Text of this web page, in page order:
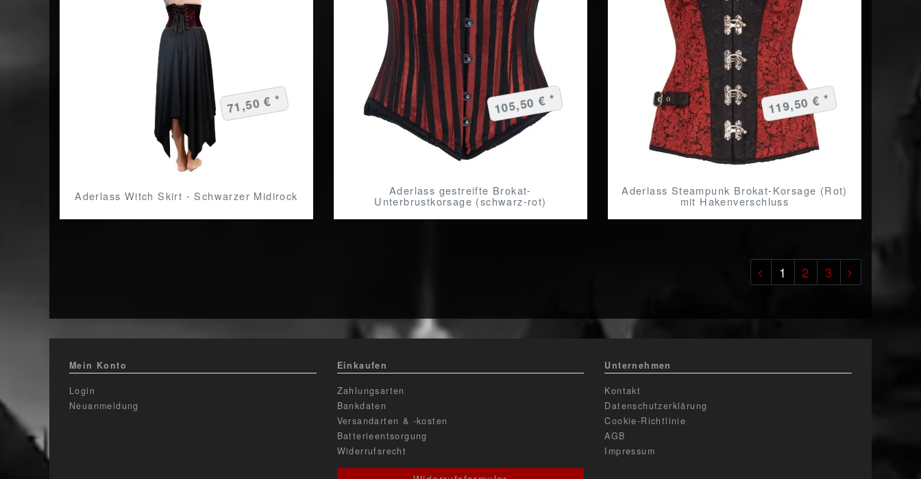
Aderlass Witch Skirt - Schwarzer Midirock
71,50 € *
Aderlass gestreifte Brokat-
Unterbrustkorsage (schwarz-rot)
105,50 € *
Aderlass Steampunk Brokat-Korsage (Rot)
mit Hakenverschluss
119,50 € *
1 2 3
Mein Konto
Login
Neuanmeldung
Einkaufen
Zahlungsarten
Bankdaten
Versandarten & -kosten
Batterieentsorgung
Widerrufsrecht
Unternehmen
Kontakt
Datenschutzerklärung
Cookie-Richtlinie
AGB
Impressum